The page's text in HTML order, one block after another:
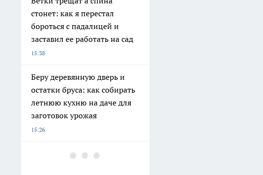
стонет: как я перестал
бороться с падалицей и
заставил ее работать на сад
15:38
Беру деревянную дверь и
остатки бруса: как собирать
летнюю кухню на даче для
заготовок урожая
15:26
Нижегородские аграрии